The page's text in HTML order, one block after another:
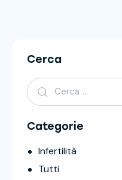
Cerca
Categorie
Infertilità
Tutti